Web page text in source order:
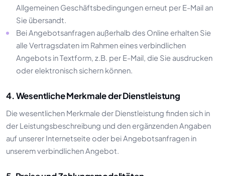
Allgemeinen Geschäftsbedingungen erneut per E-Mail an
Sie übersandt.
Bei Angebotsanfragen außerhalb des Online erhalten Sie
alle Vertragsdaten im Rahmen eines verbindlichen
Angebots in Textform, z.B. per E-Mail, die Sie ausdrucken
oder elektronisch sichern können.
4. Wesentliche Merkmale der Dienstleistung
Die wesentlichen Merkmale der Dienstleistung finden sich in
der Leistungsbeschreibung und den ergänzenden Angaben
auf unserer Internetseite oder bei Angebotsanfragen in
unserem verbindlichen Angebot.